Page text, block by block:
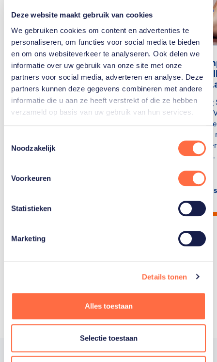
Deze website maakt gebruik van cookies
We gebruiken cookies om content en advertenties te
personaliseren, om functies voor social media te bieden
en om ons websiteverkeer te analyseren. Ook delen we
informatie over uw gebruik van onze site met onze
partners voor social media, adverteren en analyse. Deze
partners kunnen deze gegevens combineren met andere
informatie die u aan ze heeft verstrekt of die ze hebben
verzameld op basis van uw gebruik van hun services.
Noodzakelijk
Voorkeuren
Statistieken
Marketing
Details tonen
Alles toestaan
Selectie toestaan
Eventing-amazone
Sanne de Jong: “Dat
klinkt als een
prinsessenverhaaltje…”
Haar hele topsportcarrière
met haar merrie Enjoy.
Dokter:
nergens
In 2021 zag
hoe Anouk
wonnen.
trainde ze…
Toon alle